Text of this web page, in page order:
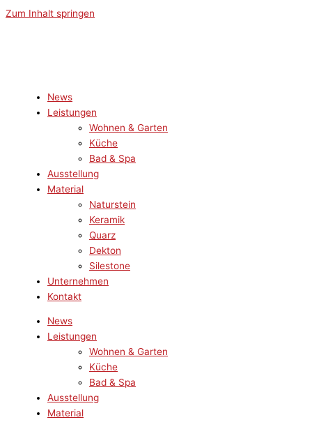
Zum Inhalt springen
News
Leistungen
Wohnen & Garten
Küche
Bad & Spa
Ausstellung
Material
Naturstein
Keramik
Quarz
Dekton
Silestone
Unternehmen
Kontakt
News
Leistungen
Wohnen & Garten
Küche
Bad & Spa
Ausstellung
Material